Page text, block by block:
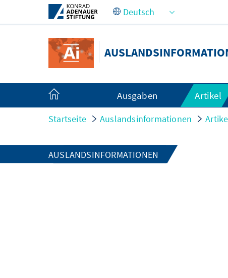
Zum Hauptinhalt springen
Ausgaben Artikel
Startseite Auslandsinformationen
AUSLANDSINFORMATIONEN